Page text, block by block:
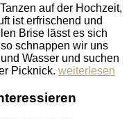
auf der Hochzeit,
ist erfrischend und
Brise lässt es sich
schnappen wir uns
Wasser und suchen
Picknick. weiterlesen